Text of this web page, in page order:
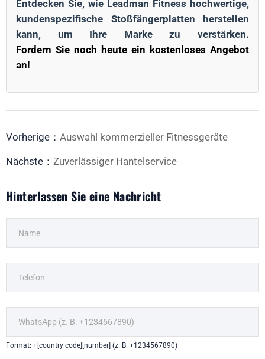
Entdecken Sie, wie Leadman Fitness hochwertige,
kundenspezifische Stoßfängerplatten herstellen
kann, um Ihre Marke zu verstärken.
Fordern Sie noch heute ein kostenloses Angebot
an!
Vorherige： Auswahl kommerzieller Fitnessgeräte
Nächste： Zuverlässiger Hantelservice
Hinterlassen Sie eine Nachricht
Format: +[country code][number] (z. B. +1234567890)